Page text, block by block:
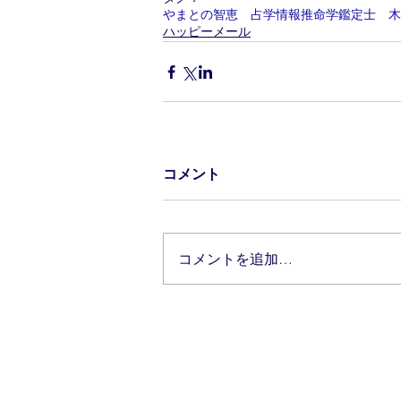
やまとの智恵 占学情報推命学鑑定士
ハッピーメール
コメント
コメントを追加…